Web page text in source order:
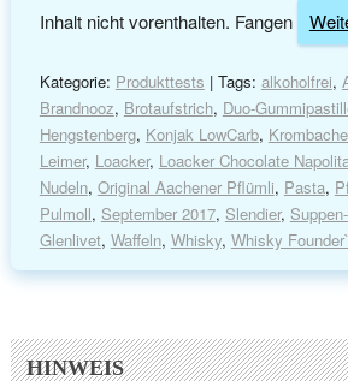
Inhalt nicht vorenthalten. Fangen
Kategorie: Produkttests | Tags: alkoholfrei,
Brandnooz, Brotaufstrich, Duo-
Hengstenberg, Konjak LowCarb,
Leimer, Loacker, Loacker Chocolate
Nudeln, Original Aachener Pflümli, Pasta,
Pulmoll, September 2017, Slendier,
Glenlivet, Waffeln, Whisky, Whisky
HINWEIS